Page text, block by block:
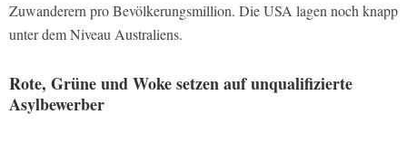
Zuwanderern pro Bevölkerungsmillion. Die USA lagen noch knapp
unter dem Niveau Australiens.
Rote, Grüne und Woke setzen auf unqualifizierte
Asylbewerber